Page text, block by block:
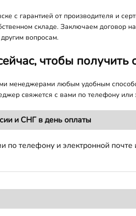
с гарантией от производителя и
складе. Заключаем договор
вопросам.
чтобы
менеджерами любым удобным
свяжется с вами по телефону или
и СНГ в день оплаты
телефону и электронной почте